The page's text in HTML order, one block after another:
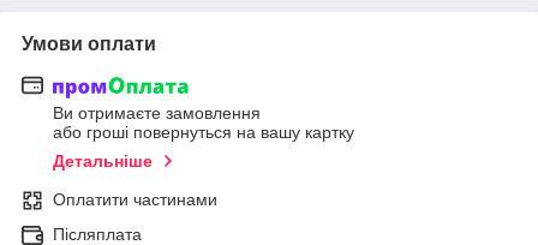
Умови оплати
Ви отримаєте замовлення
або гроші повернуться на вашу картку
Детальніше
Оплатити частинами
Післяплата